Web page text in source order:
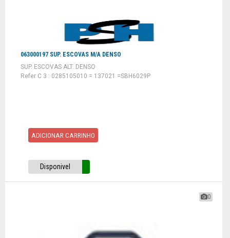
063000197 SUP. ESCOVAS M/A DENSO
SUP. ESCOVAS ALT. DENSO
Refer C 3 : 0285105010 = 137021 =SBH6029P
ADICIONAR CARRINHO
Disponivel
0